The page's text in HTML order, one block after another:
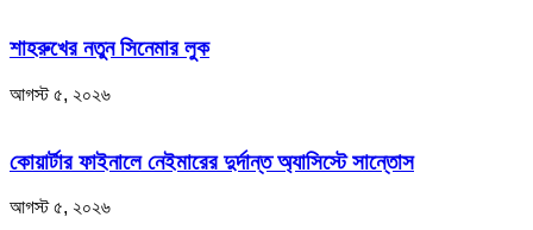
শাহরুখের নতুন সিনেমার লুক
আগস্ট ৫, ২০২৬
কোয়ার্টার ফাইনালে নেইমারের দুর্দান্ত অ্যাসিস্টে সান্তোস
আগস্ট ৫, ২০২৬